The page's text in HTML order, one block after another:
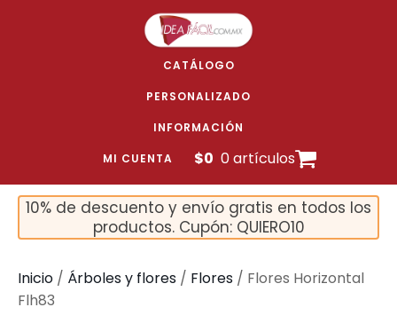
CATÁLOGO
PERSONALIZADO
INFORMACIÓN
MI CUENTA $0 0 artículos
10% de descuento y envío gratis en todos los
productos. Cupón: QUIERO10
Inicio / Árboles y flores / Flores / Flores Horizontal
Flh83